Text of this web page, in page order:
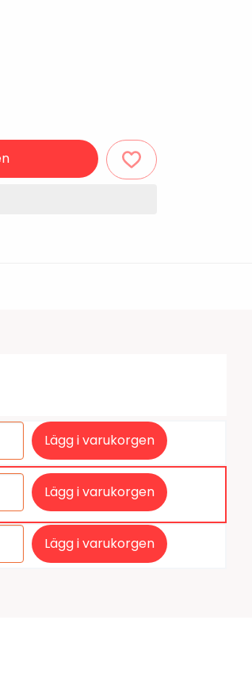
Lägg i varukorgen
Lägg i varukorgen
Lägg i varukorgen